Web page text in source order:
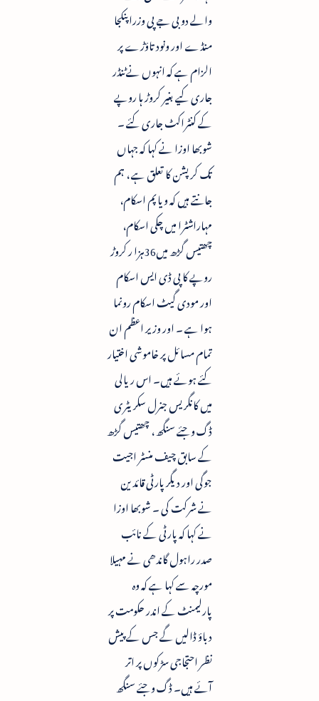
والے دو بی جے پی وزرا پنکجا
منڈے اور ونود تاؤڑے پر
الزام ہے کہ انہوں نے ٹنڈر
جاری کیے بغیر کروڑ ہا روپے
کے کنٹراکٹ جاری کئے ۔
شوبھا اوزا نے کہا کہ جہاں
تک کرپشن کا تعلق ہے ، ہم
جانتے ہیں کہ ویاپم اسکام،
مہاراشٹرا میں چکی اسکام،
چھتیس گڑھ میں36ہزا ر کروڑ
روپے کا پی ڈی ایس اسکام
اور مودی گیٹ اسکام رونما
ہوا ہے ۔ اور وزیر اعظم ان
تمام مسائل پر خاموشی اختیار
کئے ہوئے ہیں۔ اس ریالی
میں کانگریس جنرل سکریٹری
ڈگ وجئے سنگھ ، چھتیس گڑھ
کے سابق چیف منسٹر اجیت
جوگی اور دیگر پارٹی قائدین
نے شرکت کی ۔ شوبھا اوزا
نے کہا کہ پارٹی کے نائب
صدر راہول گاندھی نے مہیلا
مورچہ سے کہا ہے کہ وہ
پارلیمنٹ کے اندر حکومت پر
دباؤ ڈالیں گے جس کے پیش
نظر احتجاجی سڑکوں پر اتر
آئے ہیں۔ ڈگ وجئے سنگھ